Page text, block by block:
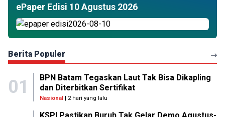
ePaper Edisi 10 Agustus 2026
Berita Populer
01
BPN Batam Tegaskan Laut Tak Bisa Dikapling
dan Diterbitkan Sertifikat
Nasional| 2 hari yang lalu